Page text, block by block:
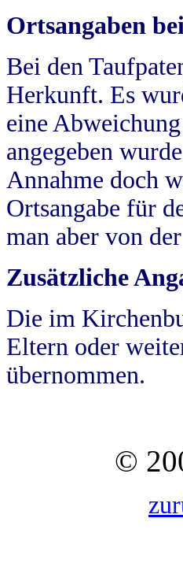
Ortsangaben
Bei den
Herkunft. Es
eine
angegeben
Annahme doch
Ortsangabe für
man aber von
Zusätzliche
Die im
Eltern oder
übernommen.
©